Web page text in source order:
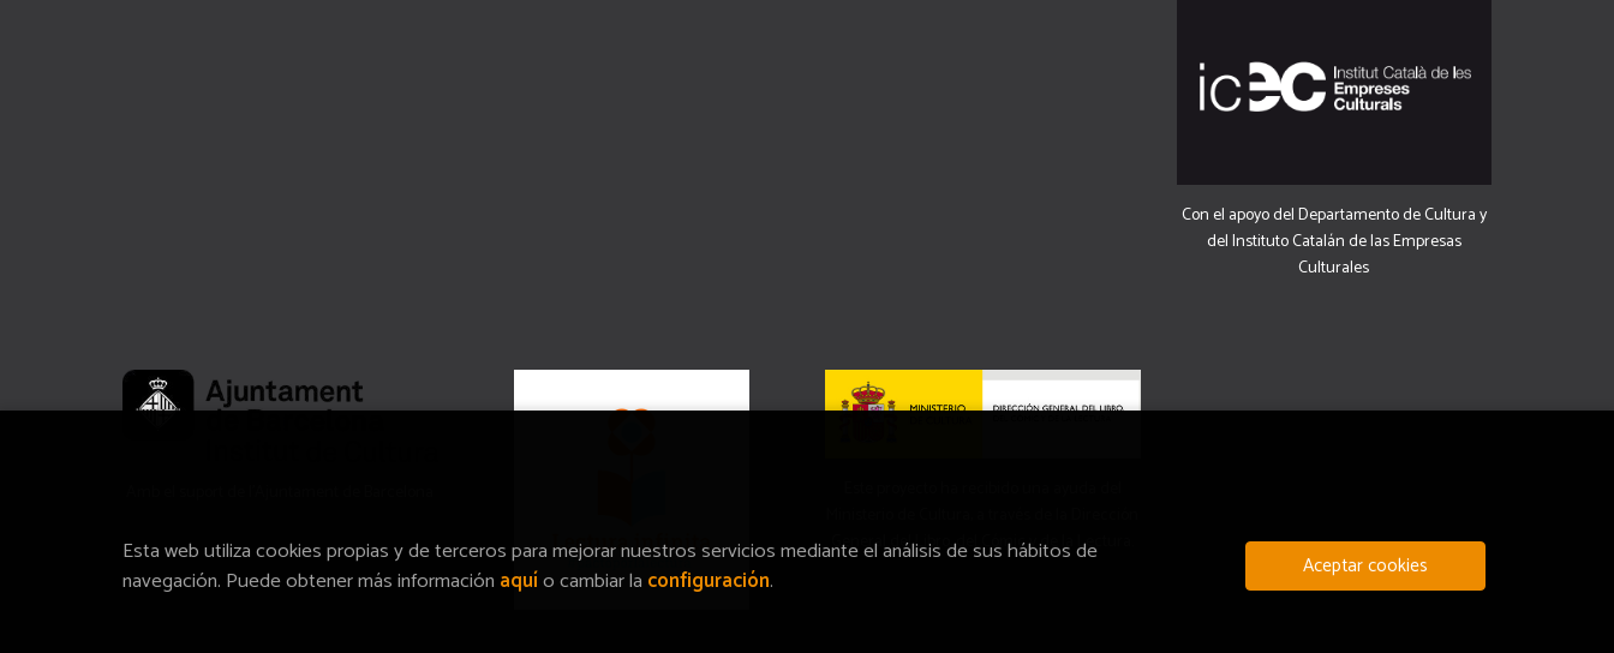
Con el apoyo del Departamento de Cultura y
del Instituto Catalán de las Empresas
Culturales
General del Libro, del Cómic y de la Lectura.
Esta web utiliza cookies propias y de terceros para mejorar nuestros servicios mediante el análisis de sus hábitos de
navegación. Puede obtener más información aquío cambiar la configuración. Aceptar cookies